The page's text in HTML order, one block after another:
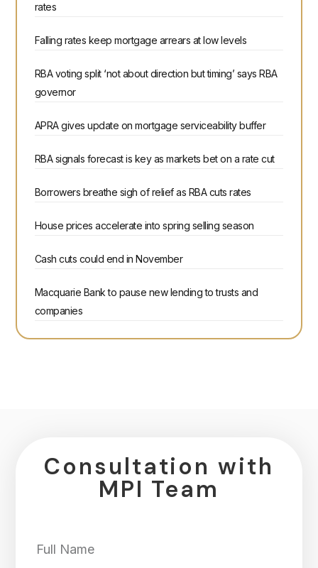
rates
Falling rates keep mortgage arrears at low levels
RBA voting split ‘not about direction but timing’ says RBA
governor
APRA gives update on mortgage serviceability buffer
RBA signals forecast is key as markets bet on a rate cut
Borrowers breathe sigh of relief as RBA cuts rates
House prices accelerate into spring selling season
Cash cuts could end in November
Macquarie Bank to pause new lending to trusts and
companies
Consultation with
MPI Team